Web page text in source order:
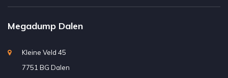
Megadump Dalen
Kleine Veld 45
7751 BG Dalen